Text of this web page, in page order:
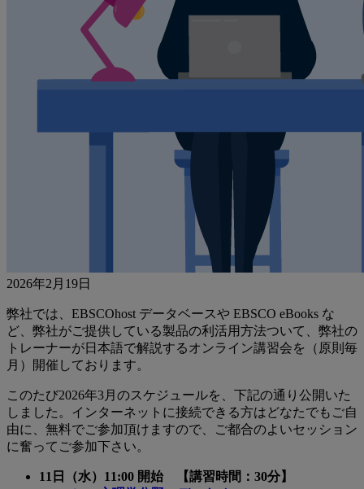
2026年2月19日
弊社では、EBSCOhost データベースや EBSCO eBooks な
ど、弊社がご提供している製品の利活用方法ついて、弊社の
トレーナーが日本語で解説するオンライン講習会を（原則毎
月）開催しております。
このたび2026年3月のスケジュールを、下記の通り公開いた
しました。インターネットに接続できる方はどなたでもご自
由に、無料でご参加頂けますので、ご都合のよいセッション
に奮ってご参加下さい。
11日（水）11:00 開始 【講習時間：30分】